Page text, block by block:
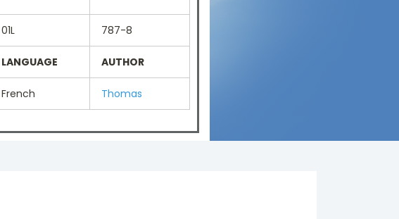
01L 787-8
LANGUAGE AUTHOR
French Thomas